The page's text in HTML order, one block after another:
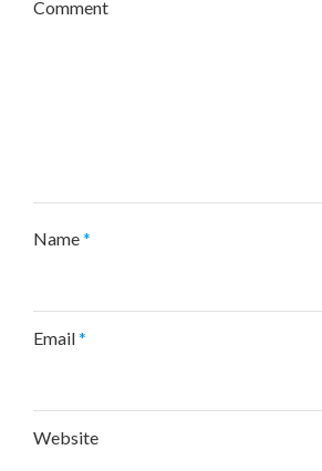
Comment
Name*
Email*
Website